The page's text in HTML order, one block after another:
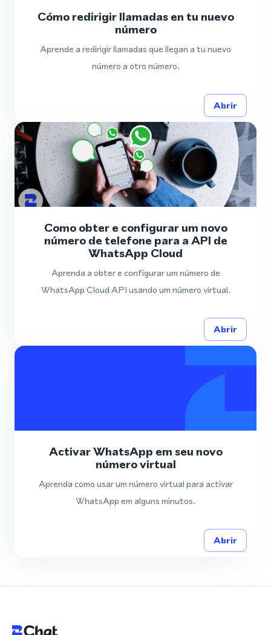
Cómo redirigir llamadas en tu nuevo
número
Aprende a redirigir llamadas que llegan a tu nuevo
número a otro número.
Abrir
Como obter e configurar um novo
número de telefone para a API de
WhatsApp Cloud
Aprenda a obter e configurar um número de
WhatsApp Cloud API usando um número virtual.
Abrir
Activar WhatsApp em seu novo
número virtual
Aprenda como usar um número virtual para activar
WhatsApp em alguns minutos.
Abrir